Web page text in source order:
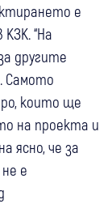
е
“На
другите
Самото
които ще
на проекта и
ясно, че за
е